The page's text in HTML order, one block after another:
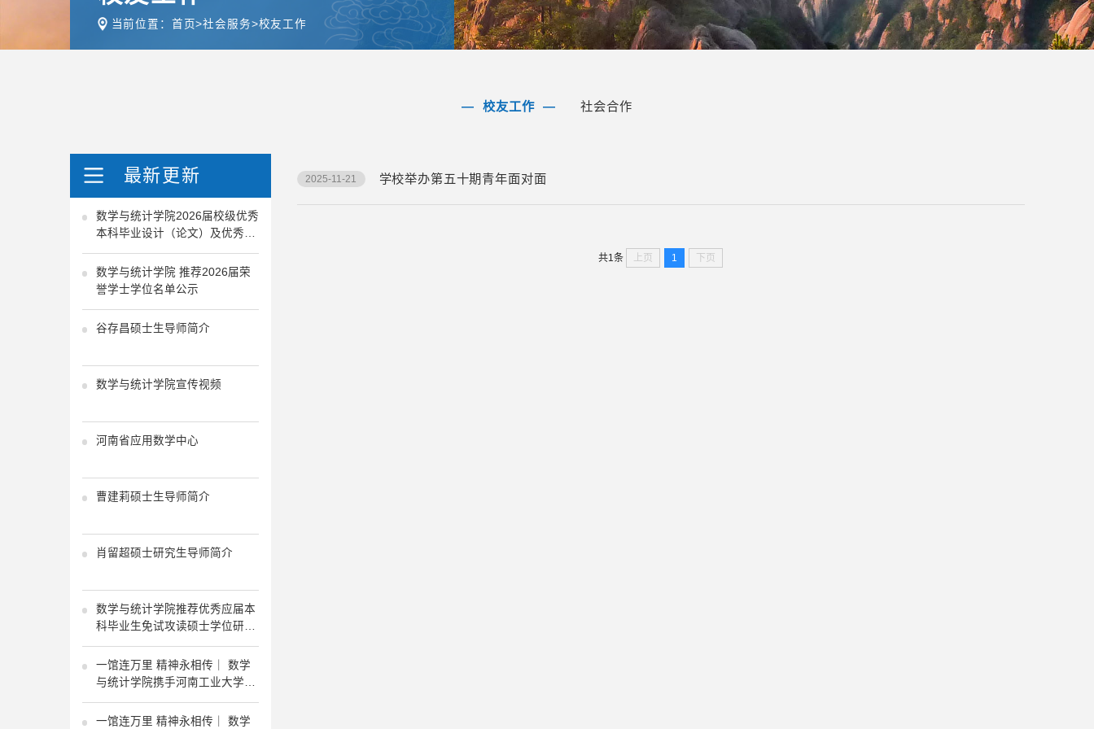
当前位置： 首页>社会服务>校友工作
校友工作 社会合作
最新更新
数学与统计学院2026届校级优秀
本科毕业设计（论文）及优秀指
导教师推荐公示
数学与统计学院 推荐2026届荣
誉学士学位名单公示
谷存昌硕士生导师简介
数学与统计学院宣传视频
河南省应用数学中心
曹建莉硕士生导师简介
肖留超硕士研究生导师简介
数学与统计学院推荐优秀应届本
科毕业生免试攻读硕士学位研究
生工作执行方案
一馆连万里 精神永相传｜ 数学
与统计学院携手河南工业大学档
案馆共探红色馆藏 共传长征精
神！
一馆连万里 精神永相传｜ 数学
2025-11-21 学校举办第五十期青年面对面
共1条 上页 1 下页